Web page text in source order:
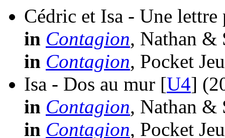
Cédric et Isa - Une lettre
in Contagion, Nathan &
in Contagion, Pocket
Isa - Dos au mur [U4]
in Contagion, Nathan &
in Contagion, Pocket